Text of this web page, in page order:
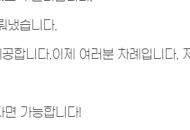
냈습니다.
합니다.이제 여러분 차례입니다.
가능합니다!